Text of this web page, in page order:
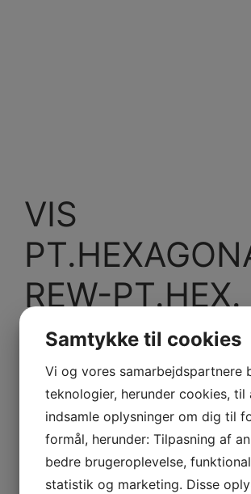
VIS
REW-PT.HEX.
22,43 dkinkl. Moms
17,94 dk ex. Moms
Bestillingsvare
VIS
Tilføj til kurv
Samtykke til cookies
Vi og vores samarbejdspartnere
teknologier, herunder cookies, til
indsamle oplysninger om dig til
formål, herunder: Tilpasning af
bedre brugeroplevelse,
statistik og marketing. Disse